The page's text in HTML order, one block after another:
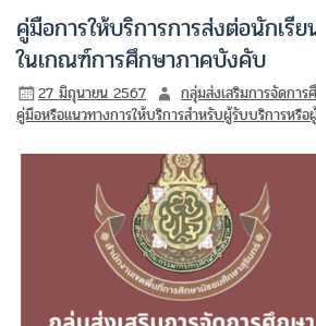
คู่มือการให้บริการการส่งต่อนักเรีย
ในเกณฑ์การศึกษาภาคบังคับ
27 มิถุนายน 2567 กลุ่มส่งเสริมการจัดกา
คู่มือหรือแนวทางการให้บริการสำหรับผู้รับบริการหรื